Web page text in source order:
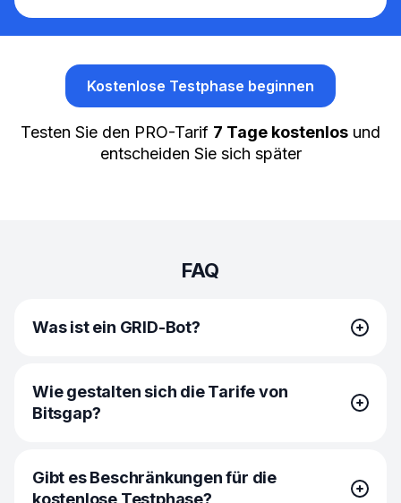
Kostenlose Testphase beginnen
Testen Sie den PRO-Tarif 7 Tage kostenlos und
entscheiden Sie sich später
FAQ
Was ist ein GRID-Bot?
GRID-Bots repräsentieren eine eigene Klasse von
automatisierten Trading-Strategien, die darauf ausgelegt
sind, innerhalb einer festgelegten Kursspanne
Ihr Hauptziel ist es, von Marktschwankungen
zu profitieren, was sie besonders effektiv in von
Wie gestalten sich die Tarife von
Bitsgap?
Bitsgap bietet gestaffelte Tarife, die auf die Bedürfnisse
und Bot-Aktivitäten abgestimmt sind: Basic, Advanced
Gibt es Beschränkungen für die
kostenlose Testphase?